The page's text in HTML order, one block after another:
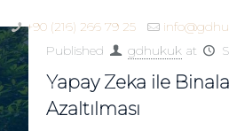
+90 (216) 266 79 25
Published
gdhukuk at
Yapay Zeka ile
Azaltılması